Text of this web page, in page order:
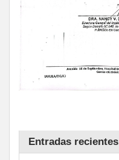
Entradas recientes